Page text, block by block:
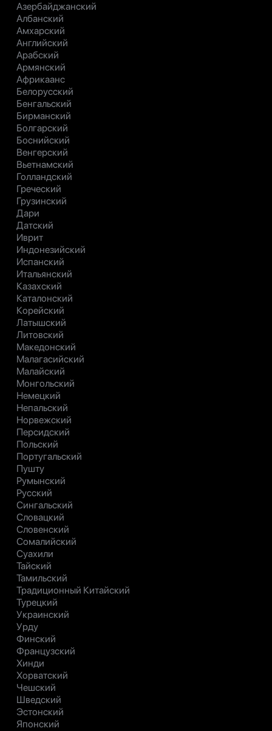
Азербайджанский
Албанский
Амхарский
Английский
Арабский
Армянский
Африкаанс
Белорусский
Бенгальский
Бирманский
Болгарский
Боснийский
Венгерский
Вьетнамский
Голландский
Греческий
Грузинский
Дари
Датский
Иврит
Индонезийский
Испанский
Итальянский
Казахский
Каталонский
Корейский
Латышский
Литовский
Македонский
Малагасийский
Малайский
Монгольский
Немецкий
Непальский
Норвежский
Персидский
Польский
Португальский
Пушту
Румынский
Русский
Сингальский
Словацкий
Словенский
Сомалийский
Суахили
Тайский
Тамильский
Традиционный Китайский
Турецкий
Украинский
Урду
Финский
Французский
Хинди
Хорватский
Чешский
Шведский
Эстонский
Японский